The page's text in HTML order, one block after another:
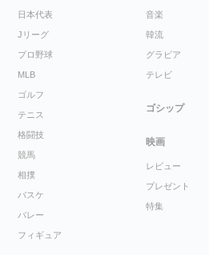
日本代表
Jリーグ
プロ野球
MLB
ゴルフ
テニス
格闘技
競馬
相撲
バスケ
バレー
フィギュア
音楽
韓流
グラビア
テレビ
ゴシップ
映画
レビュー
プレゼント
特集